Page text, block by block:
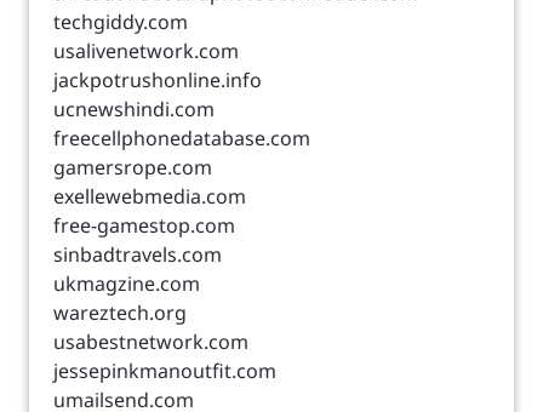
techgiddy.com
usalivenetwork.com
jackpotrushonline.info
ucnewshindi.com
freecellphonedatabase.com
gamersrope.com
exellewebmedia.com
free-gamestop.com
sinbadtravels.com
ukmagzine.com
wareztech.org
usabestnetwork.com
jessepinkmanoutfit.com
umailsend.com